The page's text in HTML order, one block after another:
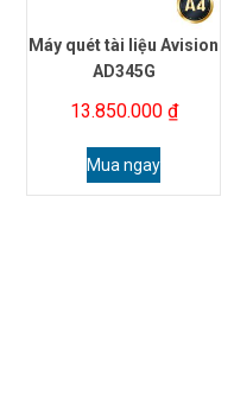
Máy quét tài liệu Avision
AD345G
13.850.000 ₫
Mua ngay